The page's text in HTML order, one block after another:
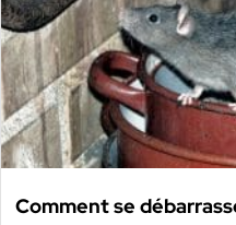
Comment se